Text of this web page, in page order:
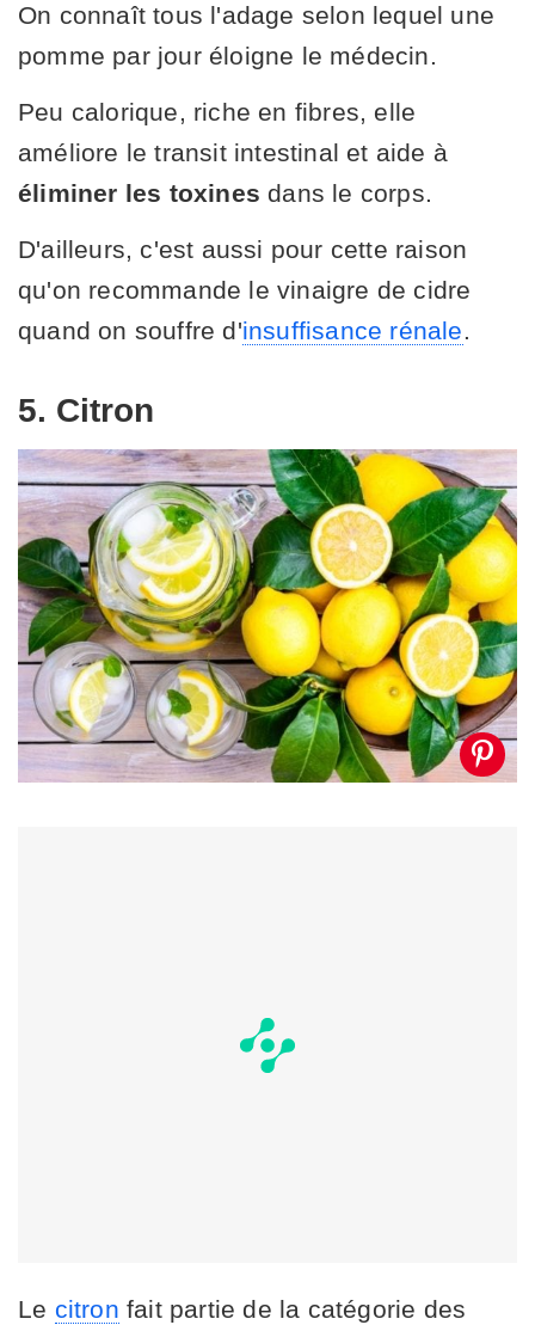
On connaît tous l'adage selon lequel une
pomme par jour éloigne le médecin.
Peu calorique, riche en fibres, elle
améliore le transit intestinal et aide à
éliminer les toxines dans le corps.
D'ailleurs, c'est aussi pour cette raison
qu'on recommande le vinaigre de cidre
quand on souffre d'insuffisance rénale.
5. Citron
Le citron fait partie de la catégorie des